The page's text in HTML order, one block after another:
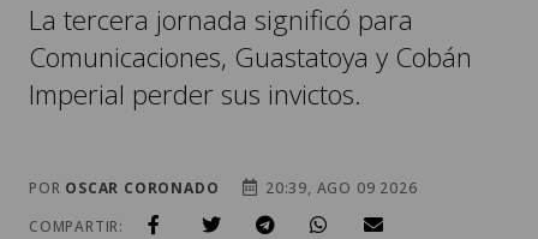
La tercera jornada significó para
Comunicaciones, Guastatoya y Cobán
Imperial perder sus invictos.
POR OSCAR CORONADO
20:39, AGO 09 2026
COMPARTIR: